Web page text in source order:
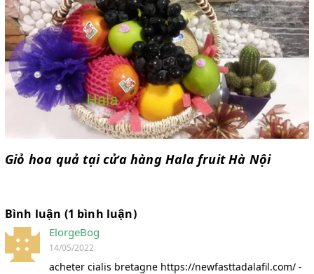
Giỏ hoa quả tại cửa hàng Hala fruit Hà Nội
Bình luận (1 bình luận)
ElorgeBog
14/05/2022
acheter cialis bretagne https://newfasttadalafil.com/ -